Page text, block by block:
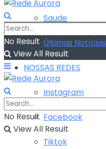
Saude
Últimas Notícias
NOSSAS REDES
Instagram
Facebook
Tiktok
No Result
View All Result
No Result
View All Result